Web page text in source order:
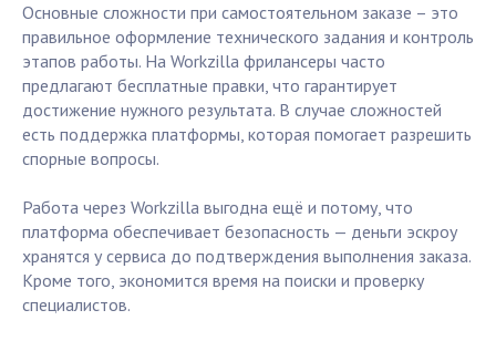
Основные сложности при самостоятельном заказе – это
правильное оформление технического задания и контроль
этапов работы. На Workzilla фрилансеры часто
предлагают бесплатные правки, что гарантирует
достижение нужного результата. В случае сложностей
есть поддержка платформы, которая помогает разрешить
спорные вопросы.
Работа через Workzilla выгодна ещё и потому, что
платформа обеспечивает безопасность — деньги эскроу
хранятся у сервиса до подтверждения выполнения заказа.
Кроме того, экономится время на поиски и проверку
специалистов.